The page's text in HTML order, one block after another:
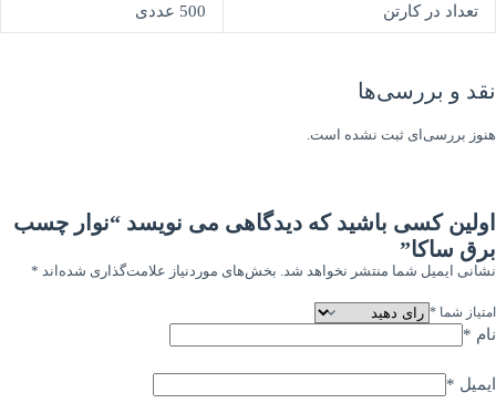
تعداد در کارتن 500 عددی
نقد و بررسی‌ها
هنوز بررسی‌ای ثبت نشده است.
اولین کسی باشید که دیدگاهی می نویسد “نوار چسب
برق ساکا”
نشانی ایمیل شما منتشر نخواهد شد. بخش‌های موردنیاز علامت‌گذاری شده‌اند *
امتیاز شما *
نام *
ایمیل *